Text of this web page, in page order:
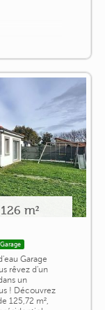
m²
Garage
Garage
rêvez d'un
un
! Découvrez
125,72 m²,